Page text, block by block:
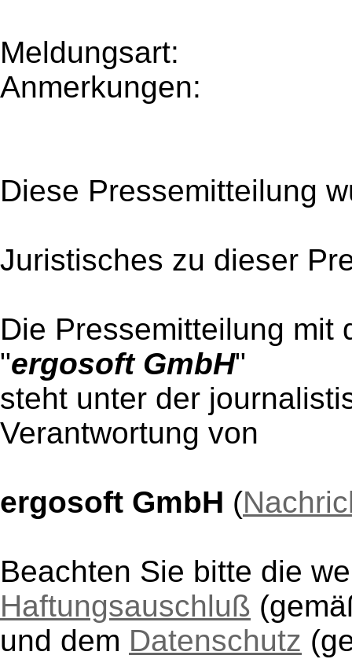
Meldungsart:
Anmerkungen:
Diese Pressemitteilung
Juristisches zu dieser
Die Pressemitteilung mit
"ergosoft GmbH"
steht unter der
Verantwortung von
ergosoft GmbH (
Beachten Sie bitte die
Haftungsauschluß
und dem Datenschutz